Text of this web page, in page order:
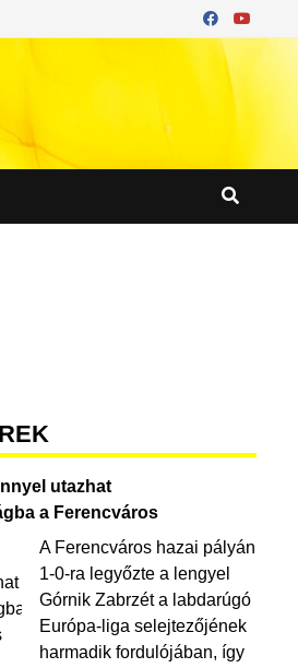
utazhat
a Ferencváros
A Ferencváros hazai pályán
1-0-ra legyőzte a lengyel
Górnik Zabrzét a labdarúgó
Európa-liga selejtezőjének
harmadik fordulójában, így